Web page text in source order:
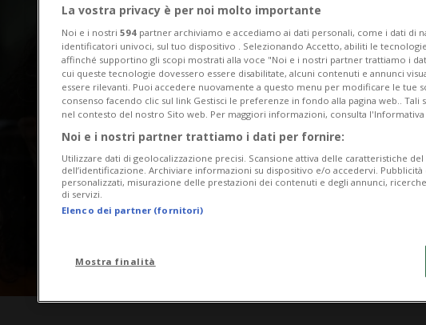
La vostra privacy è per noi molto importante
Noi e i nostri 594 partner archiviamo e accediamo ai dati personali, come i dati di
identificatori univoci, sul tuo dispositivo . Selezionando Accetto, abiliti le
affinché supportino gli scopi mostrati alla voce "Noi e i nostri partner trattiamo i
cui queste tecnologie dovessero essere disabilitate, alcuni contenuti e annunci
essere rilevanti. Puoi accedere nuovamente a questo menu per modificare le tue
consenso facendo clic sul link Gestisci le preferenze in fondo alla pagina web.. Tali
nel contesto del nostro Sito web. Per maggiori informazioni, consulta l'Informativa
Noi e i nostri partner trattiamo i dati per fornire:
Utilizzare dati di geolocalizzazione precisi. Scansione attiva delle caratteristiche
dell’identificazione. Archiviare informazioni su dispositivo e/o accedervi.
personalizzati, misurazione delle prestazioni dei contenuti e degli annunci,
di servizi.
Elenco dei partner (fornitori)
Mostra finalità